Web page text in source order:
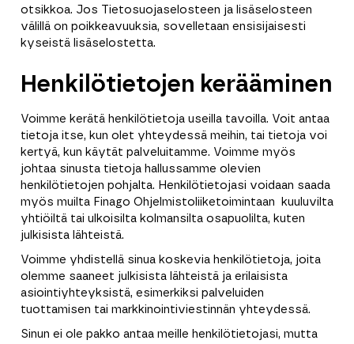
otsikkoa. Jos Tietosuojaselosteen ja lisäselosteen
välillä on poikkeavuuksia, sovelletaan ensisijaisesti
kyseistä lisäselostetta.
Henkilötietojen kerääminen
Voimme kerätä henkilötietoja useilla tavoilla. Voit antaa
tietoja itse, kun olet yhteydessä meihin, tai tietoja voi
kertyä, kun käytät palveluitamme. Voimme myös
johtaa sinusta tietoja hallussamme olevien
henkilötietojen pohjalta. Henkilötietojasi voidaan saada
myös muilta Finago Ohjelmistoliiketoimintaan kuuluvilta
yhtiöiltä tai ulkoisilta kolmansilta osapuolilta, kuten
julkisista lähteistä.
Voimme yhdistellä sinua koskevia henkilötietoja, joita
olemme saaneet julkisista lähteistä ja erilaisista
asiointiyhteyksistä, esimerkiksi palveluiden
tuottamisen tai markkinointiviestinnän yhteydessä.
Sinun ei ole pakko antaa meille henkilötietojasi, mutta